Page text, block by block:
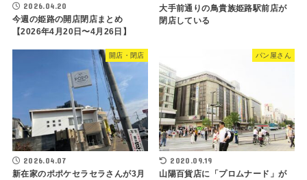
2026.04.20
今週の姫路の開店閉店まとめ
【2026年4月20日〜4月26日】
大手前通りの鳥貴族姫路駅前店が
閉店している
開店・閉店
2026.04.07
新在家のポポケセラセラさんが3月
パン屋さん
2020.09.19
山陽百貨店に「プロムナード」が